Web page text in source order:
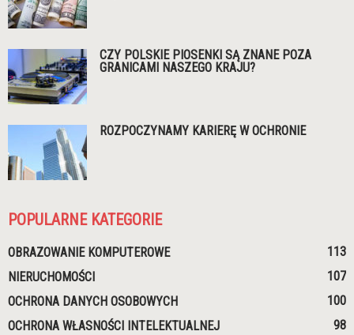
CZY POLSKIE PIOSENKI SĄ ZNANE POZA
GRANICAMI NASZEGO KRAJU?
ROZPOCZYNAMY KARIERĘ W OCHRONIE
POPULARNE KATEGORIE
OBRAZOWANIE KOMPUTEROWE
113
NIERUCHOMOŚCI
107
OCHRONA DANYCH OSOBOWYCH
100
OCHRONA WŁASNOŚCI INTELEKTUALNEJ
98